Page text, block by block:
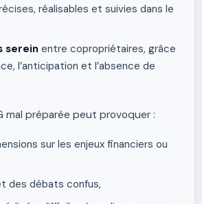
réalisables et suivies dans le
serein entre copropriétaires, grâce
l’anticipation et l’absence de
mal préparée peut provoquer :
sur les enjeux financiers ou
des débats confus,